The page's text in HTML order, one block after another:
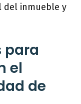
del inmueble y
para
el
de